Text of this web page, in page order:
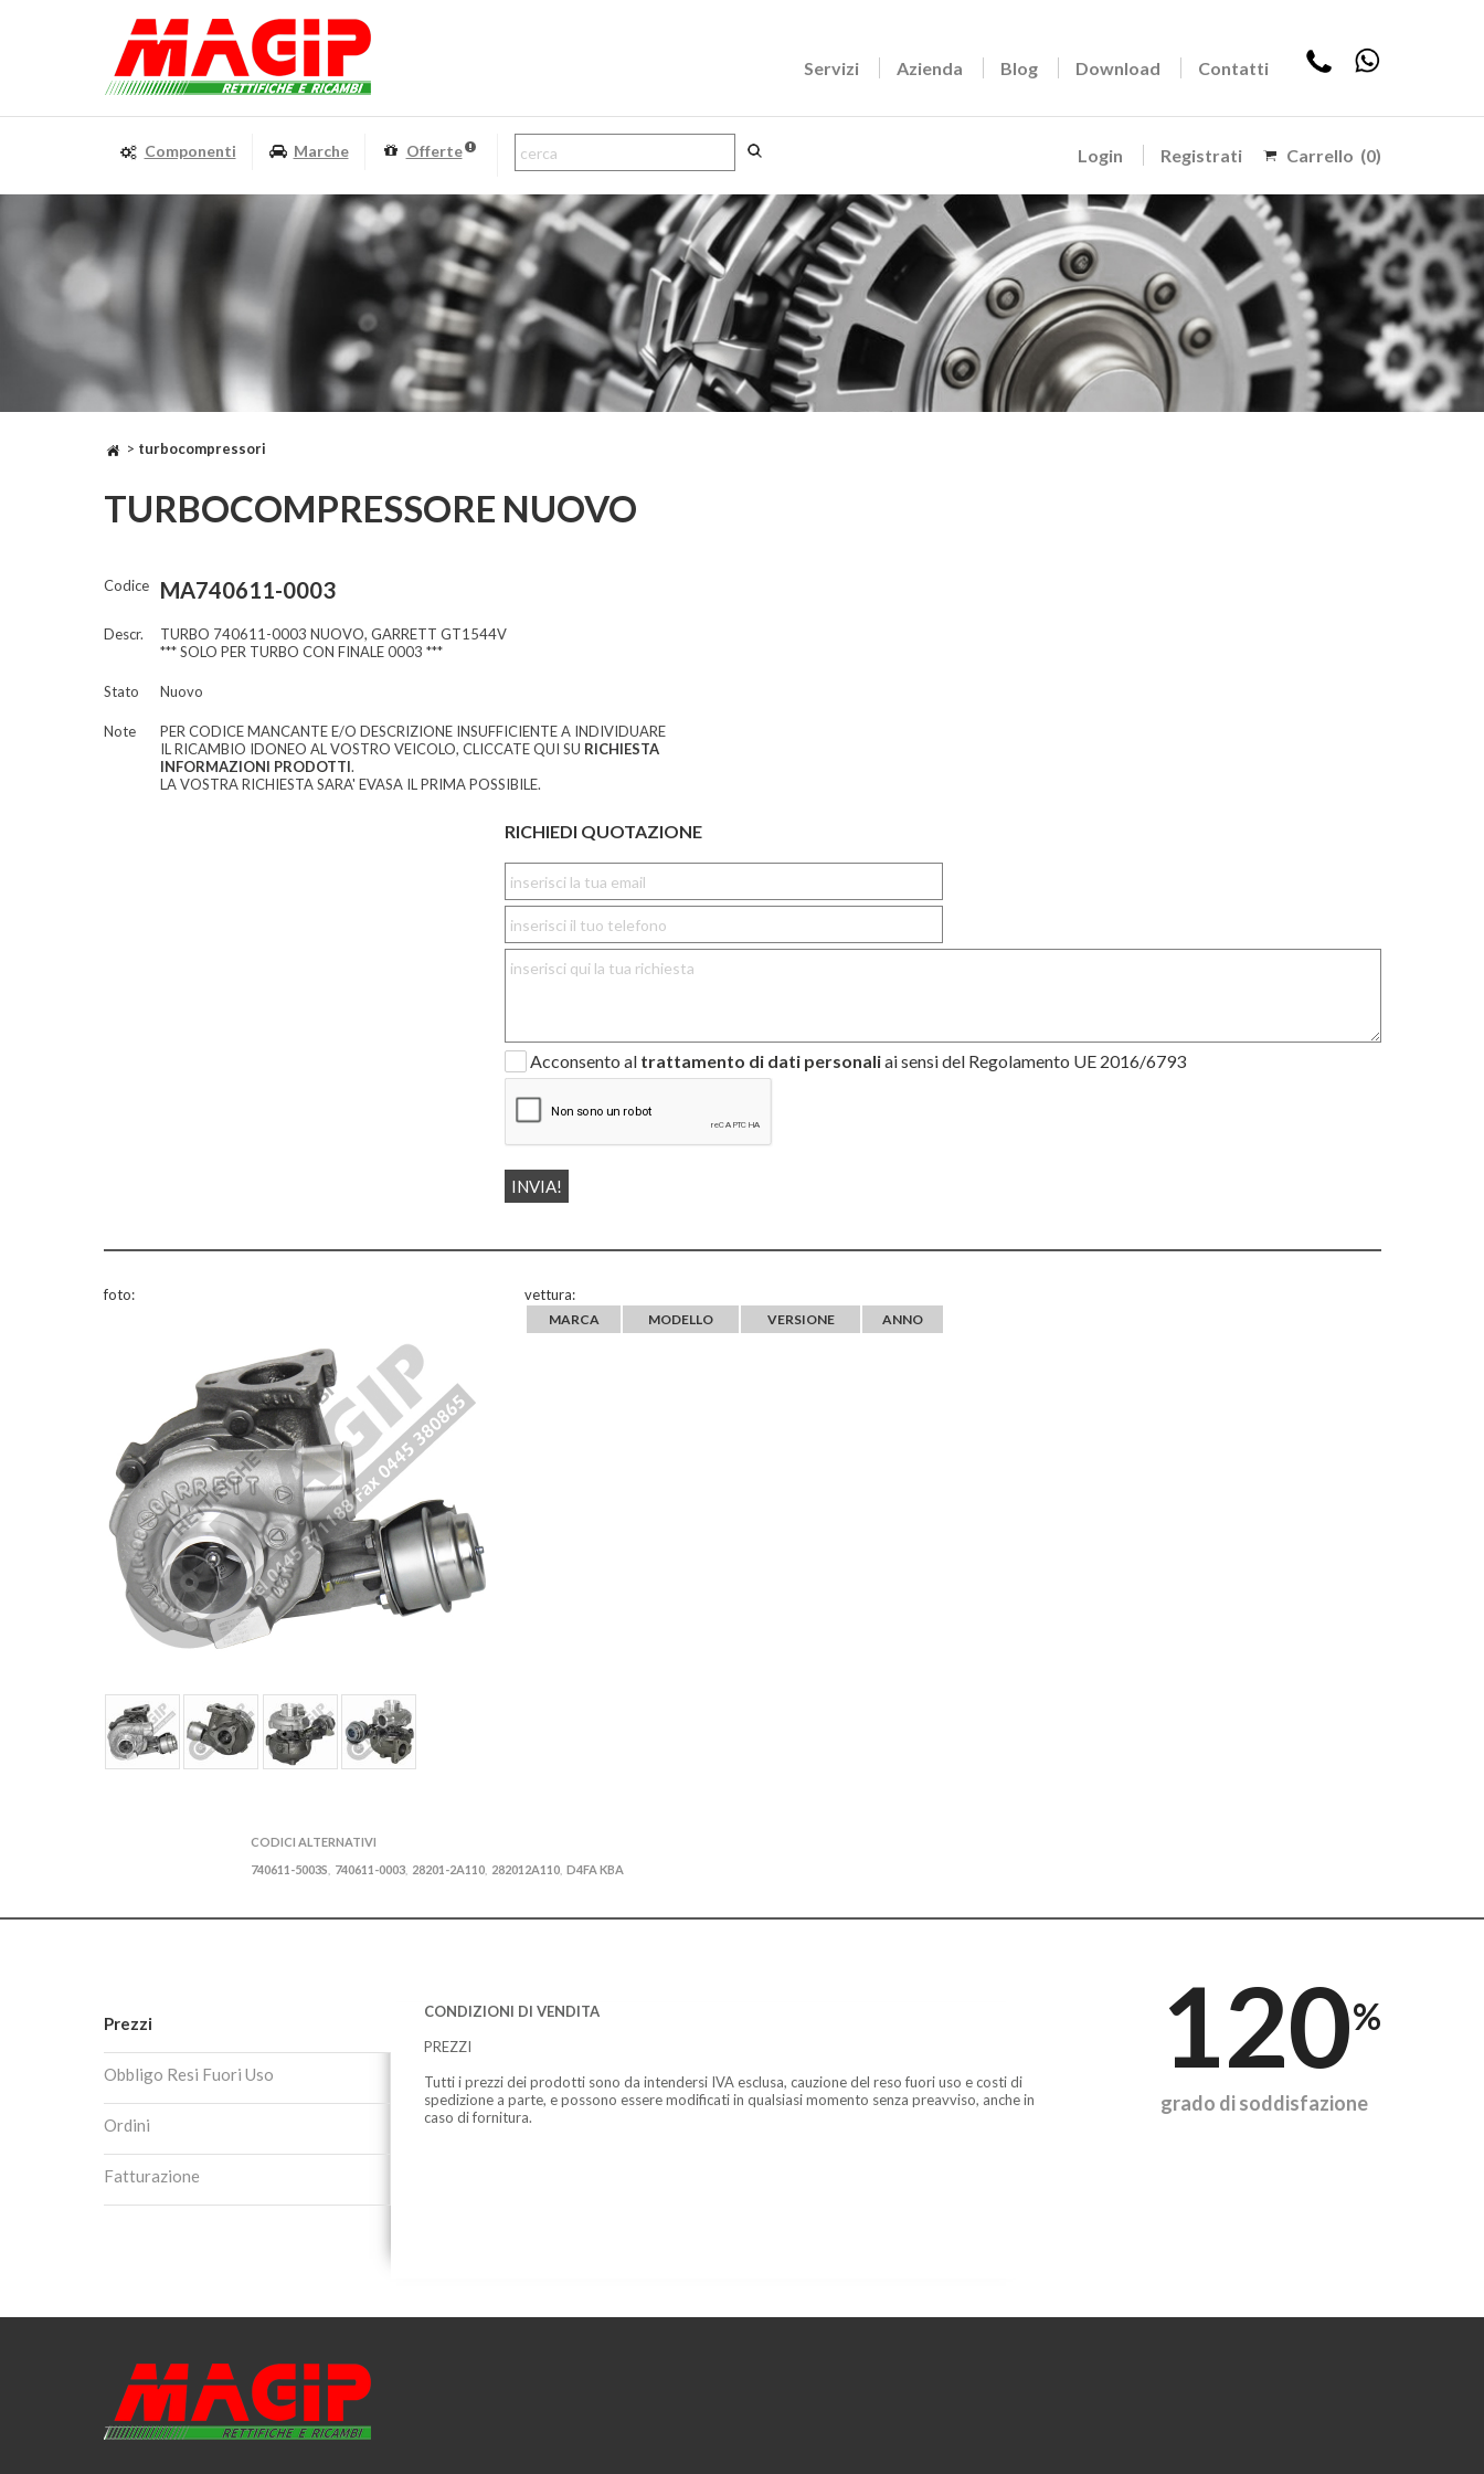
Servizi Azienda Blog Download Contatti
Login Registrati Carrello (0)
Componenti Marche Offerte
> turbocompressori
TURBOCOMPRESSORE NUOVO
Codice MA740611-0003
Descr.
TURBO 740611-0003 NUOVO, GARRETT GT1544V
*** SOLO PER TURBO CON FINALE 0003 ***
Stato Nuovo
Note
PER CODICE MANCANTE E/O DESCRIZIONE INSUFFICIENTE A INDIVIDUARE
IL RICAMBIO IDONEO AL VOSTRO VEICOLO, CLICCATE QUI SU RICHIESTA
INFORMAZIONI PRODOTTI.
LA VOSTRA RICHIESTA SARA' EVASA IL PRIMA POSSIBILE.
RICHIEDI QUOTAZIONE
Acconsento al trattamento di dati personaliai sensi del Regolamento UE 2016/6793
foto: vettura:
MARCA MODELLO VERSIONE ANNO
CODICI ALTERNATIVI
740611-5003S
740611-0003 28201-2A110 282012A110 D4FA KBA
Prezzi
Obbligo Resi Fuori Uso
Ordini
Fatturazione
CONDIZIONI DI VENDITA
PREZZI
Tutti i prezzi dei prodotti sono da intendersi IVA esclusa, cauzione del reso fuori uso e costi di
spedizione a parte, e possono essere modificati in qualsiasi momento senza preavviso, anche in
caso di fornitura.
120%
grado di soddisfazione